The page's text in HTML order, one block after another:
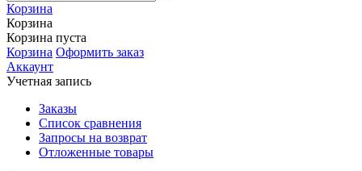
Корзина
Корзина
Корзина пуста
Корзина Оформить заказ
Аккаунт
Учетная запись
Заказы
Список сравнения
Запросы на возврат
Отложенные товары